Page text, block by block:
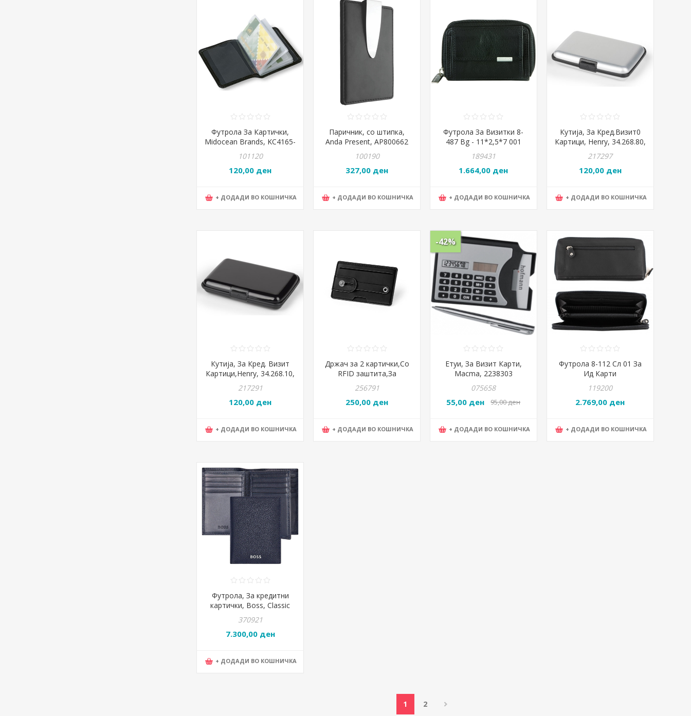
Футрола За Картички,
Midocean Brands, KC4165-
101120
120,00 ден
+ ДОДАДИ ВО КОШНИЧКА
Паричник, со штипка,
Anda Present, AP800662
100190
327,00 ден
+ ДОДАДИ ВО КОШНИЧКА
Футрола За Визитки 8-
487 Bg - 11*2,5*7 001
189431
1.664,00 ден
+ ДОДАДИ ВО КОШНИЧКА
Кутија, За Кред.Визит0
Картици, Henry, 34.268.80,
217297
120,00 ден
+ ДОДАДИ ВО КОШНИЧКА
Кутија, За Кред. Визит
Картици,Henry, 34.268.10,
11*7.5*2.1цм, Црна
217291
120,00 ден
+ ДОДАДИ ВО КОШНИЧКА
Држач за 2 картички,Со
RFID заштита,За
мобилен
телефон,Stricker,Franck,93331-
103
256791
250,00 ден
+ ДОДАДИ ВО КОШНИЧКА
-42%
Етуи, За Визит Карти,
Macma, 2238303
075658
55,00 ден 95,00 ден
+ ДОДАДИ ВО КОШНИЧКА
Футрола 8-112 Сл 01 За
Ид Карти
119200
2.769,00 ден
+ ДОДАДИ ВО КОШНИЧКА
Футрола, За кредитни
картички, Boss, Classic
Grained, HLF416A,
8*11*1,2цм, Црна
370921
7.300,00 ден
+ ДОДАДИ ВО КОШНИЧКА
1 2